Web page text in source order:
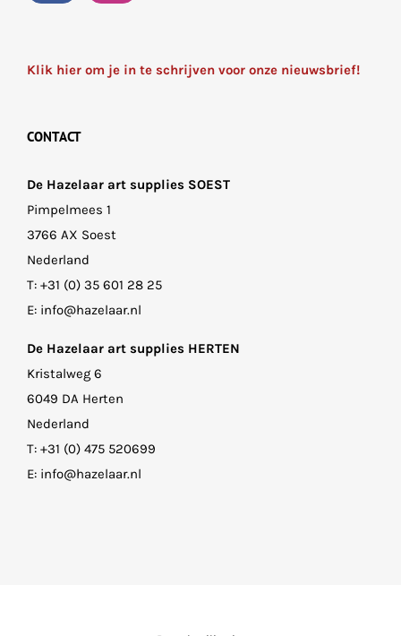
Klik hier om je in te schrijven voor onze nieuwsbrief!
CONTACT
De Hazelaar art supplies SOEST
Pimpelmees 1
3766 AX Soest
Nederland
T: +31 (0) 35 601 28 25
E: info@hazelaar.nl
De Hazelaar art supplies HERTEN
Kristalweg 6
6049 DA Herten
Nederland
T: +31 (0) 475 520699
E: info@hazelaar.nl